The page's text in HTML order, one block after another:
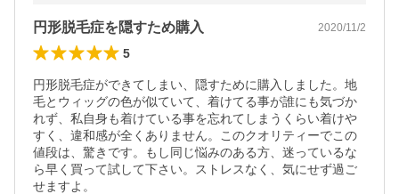
円形脱毛症を隠すため購入 2020/11/2
5
円形脱毛症ができてしまい、隠すために購入しました。地
毛とウィッグの色が似ていて、着けてる事が誰にも気づか
れず、私自身も着けている事を忘れてしまうくらい着けや
すく、違和感が全くありません。このクオリティーでこの
値段は、驚きです。もし同じ悩みのある方、迷っているな
ら早く買って試して下さい。ストレスなく、気にせず過ご
せますよ。